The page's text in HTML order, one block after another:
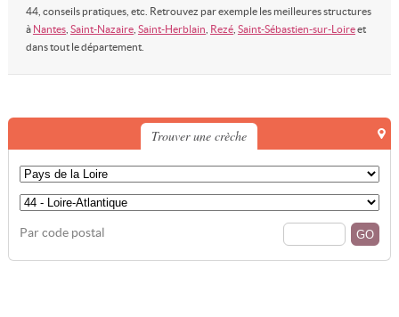
44, conseils pratiques, etc. Retrouvez par exemple les meilleures structures
à Nantes, Saint-Nazaire, Saint-Herblain Rezé, Saint-Sébastien-sur-Loireet
dans tout le département.
Trouver une crèche
Par code postal